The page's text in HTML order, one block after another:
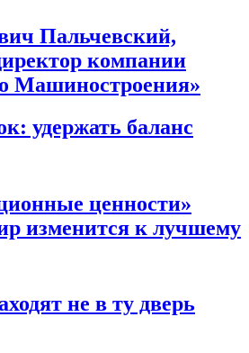
Пальчевский,
компании
Машиностроения»
удержать баланс
ценности»
изменится к лучшему
не в ту дверь